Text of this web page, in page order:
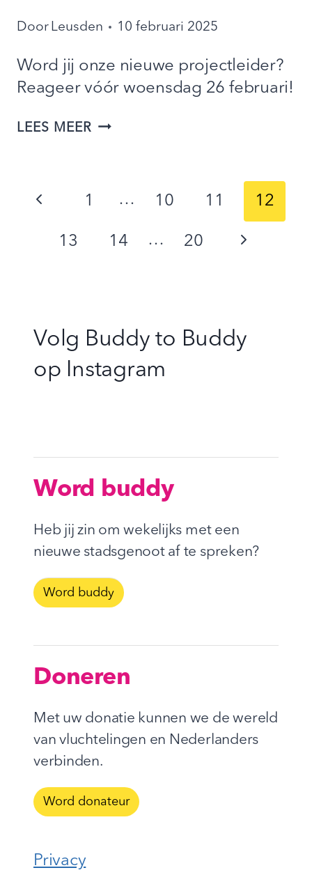
Door Leusden 10 februari 2025
Word jij onze nieuwe projectleider?
Reageer vóór woensdag 26 februari!
LEES MEERVACATURE
Paginanavigatie
Vorige
pagina
1 … 10 11 12
13 14 … 20 Volgende
Volg Buddy to Buddy
op Instagram
Word buddy
Heb jij zin om wekelijks met een
nieuwe stadsgenoot af te spreken?
Word buddy
Doneren
Met uw donatie kunnen we de wereld
van vluchtelingen en Nederlanders
verbinden.
Word donateur
Privacy